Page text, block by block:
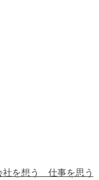
社を想う 仕事を思う